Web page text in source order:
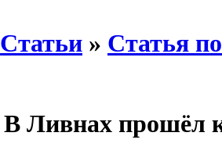
Статьи » Статья
В Ливнах прошёл